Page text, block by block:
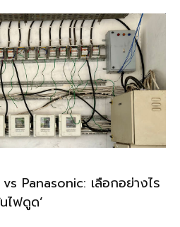
Panasonic: เลือกอย่างไร
ไฟดูด’